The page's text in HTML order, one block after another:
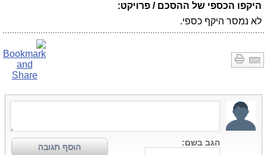
היקפו הכספי של ההסכם / פרויקט:
לא נמסר היקף כספי.